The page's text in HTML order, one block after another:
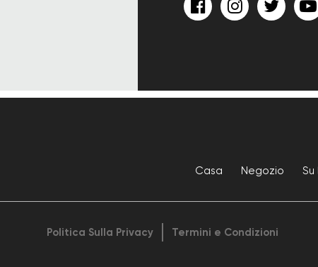
Casa Negozio Su
Politica Sulla Privacy Termini e Condizioni